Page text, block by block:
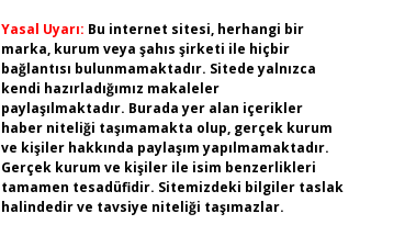
Yasal Uyarı: Bu internet sitesi, herhangi bir
marka, kurum veya şahıs şirketi ile hiçbir
bağlantısı bulunmamaktadır. Sitede yalnızca
kendi hazırladığımız makaleler
paylaşılmaktadır. Burada yer alan içerikler
haber niteliği taşımamakta olup, gerçek kurum
ve kişiler hakkında paylaşım yapılmamaktadır.
Gerçek kurum ve kişiler ile isim benzerlikleri
tamamen tesadüfidir. Sitemizdeki bilgiler taslak
halindedir ve tavsiye niteliği taşımazlar.